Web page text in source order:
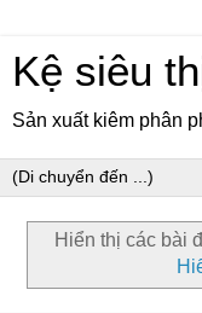
Kệ siêu
Sản xuất kiêm phân
Hiển thị các bài